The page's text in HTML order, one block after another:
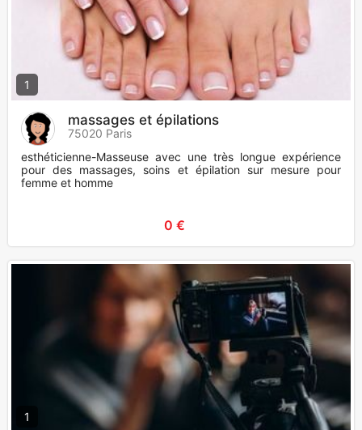
1
massages et épilations
75020 Paris
esthéticienne-Masseuse avec une très longue expérience
pour des massages, soins et épilation sur mesure pour
femme et homme
0 €
1